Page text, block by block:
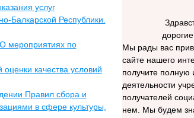
услуг
Балкарской Республики.
мероприятиях по
качества условий
Правил сбора и
в сфере культуры,
Мы рады вас
сайте нашего
получите
деятельности
получателей
нем. Мы будем